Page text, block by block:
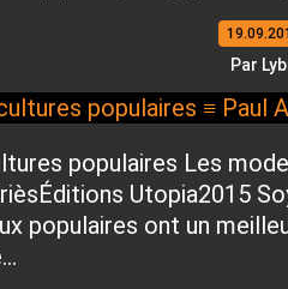
Par
populaires Les
Utopia2015
populaires ont un